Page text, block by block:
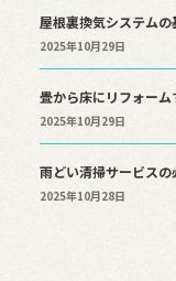
屋根裏換気システム
2025年10月29日
畳から床にリフォー
2025年10月29日
雨どい清掃サービス
2025年10月28日